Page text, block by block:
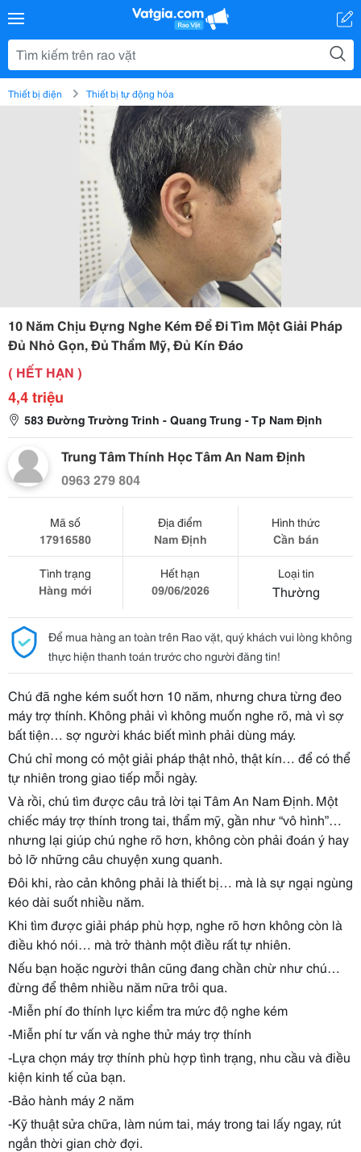
Thiết bị điện Thiết bị tự động hóa
10 Năm Chịu Đựng Nghe Kém Để Đi Tìm Một Giải Pháp
Đủ Nhỏ Gọn, Đủ Thẩm Mỹ, Đủ Kín Đáo
( HẾT HẠN )
4,4 triệu
583 Đường Trường Trinh - Quang Trung - Tp Nam Định
Trung Tâm Thính Học Tâm An Nam Định
0963 279 804
Mã số
17916580
Địa điểm
Nam Định
Hình thức
Cần bán
Tình trạng
Hàng mới
Hết hạn
09/06/2026
Loại tin
Thường
Để mua hàng an toàn trên Rao vặt, quý khách vui lòng không
thực hiện thanh toán trước cho người đăng tin!
Chú đã nghe kém suốt hơn 10 năm, nhưng chưa từng đeo
máy trợ thính. Không phải vì không muốn nghe rõ, mà vì sợ
bất tiện… sợ người khác biết mình phải dùng máy.
Chú chỉ mong có một giải pháp thật nhỏ, thật kín… để có thể
tự nhiên trong giao tiếp mỗi ngày.
Và rồi, chú tìm được câu trả lời tại Tâm An Nam Định. Một
chiếc máy trợ thính trong tai, thẩm mỹ, gần như “vô hình”…
nhưng lại giúp chú nghe rõ hơn, không còn phải đoán ý hay
bỏ lỡ những câu chuyện xung quanh.
Đôi khi, rào cản không phải là thiết bị… mà là sự ngại ngùng
kéo dài suốt nhiều năm.
Khi tìm được giải pháp phù hợp, nghe rõ hơn không còn là
điều khó nói… mà trở thành một điều rất tự nhiên.
Nếu bạn hoặc người thân cũng đang chần chừ như chú…
đừng để thêm nhiều năm nữa trôi qua.
-Miễn phí đo thính lực kiểm tra mức độ nghe kém
-Miễn phí tư vấn và nghe thử máy trợ thính
-Lựa chọn máy trợ thính phù hợp tình trạng, nhu cầu và điều
kiện kinh tế của bạn.
-Bảo hành máy 2 năm
-Kỹ thuật sửa chữa, làm núm tai, máy trong tai lấy ngay, rút
ngắn thời gian chờ đợi.